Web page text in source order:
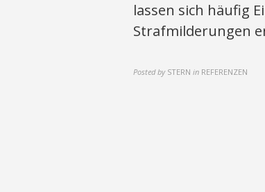
lassen sich häufig
Strafmilderungen
Posted by STERN in REFERENZEN